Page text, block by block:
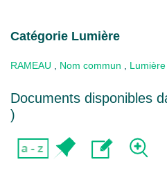
Catégorie Lumière
RAMEAU Nom commun Lumière
Documents disponibles
)